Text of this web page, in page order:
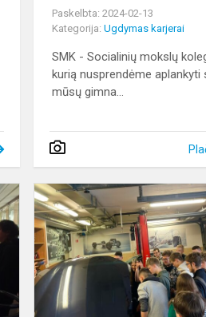
Paskelbta: 2024-02-13
Kategorija:Ugdymas karjerai
SMK - Socialinių mokslų
kurią nusprendėme aplankyti
mūsų gimna...
Ugdėme
kompetencijas
už
gimnazijos
ribų